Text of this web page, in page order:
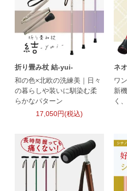
折り畳み杖 結-yui-
和の色×北欧の洗練美｜日々
の暮らしや装いに馴染む柔
らかなパターン
17,050円(税込)
ネ
ワ
新
く